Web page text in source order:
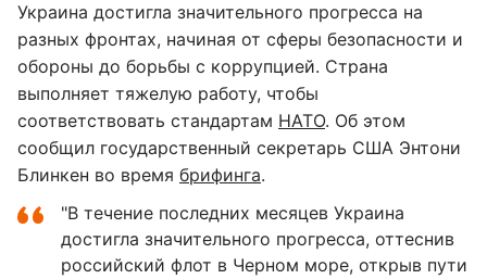
Украина достигла значительного прогресса на
разных фронтах, начиная от сферы безопасности и
обороны до борьбы с коррупцией. Страна
выполняет тяжелую работу, чтобы
соответствовать стандартам НАТО. Об этом
сообщил государственный секретарь США Энтони
Блинкен во время брифинга.
"В течение последних месяцев Украина
достигла значительного прогресса, оттеснив
российский флот в Черном море, открыв пути